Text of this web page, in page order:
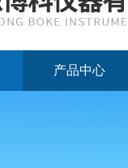
产品中心